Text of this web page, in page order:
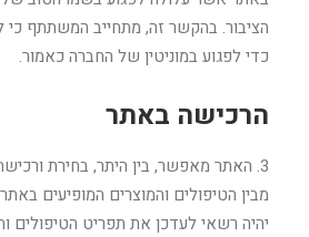
הציבור. בהקשר זה, מתחייב המשתתף
כדי לפגוע במוניטין של החברה כאמור.
הרכישה באתר
3. האתר מאפשר, בין היתר, בחירת
מבין הטיפולים והמוצרים המופיעים
יהיה רשאי לעדכן את תפריט הטיפולים